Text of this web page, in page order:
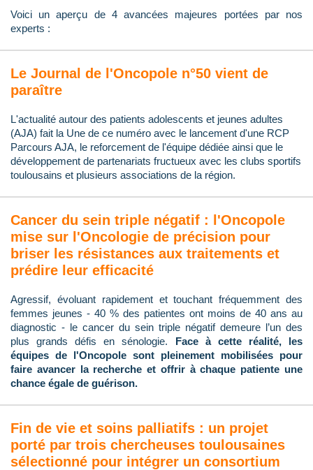
Voici un aperçu de 4 avancées majeures portées par nos
experts :
Le Journal de l'Oncopole n°50 vient de
paraître
L'actualité autour des patients adolescents et jeunes adultes
(AJA) fait la Une de ce numéro avec le lancement d'une RCP
Parcours AJA, le reforcement de l'équipe dédiée ainsi que le
développement de partenariats fructueux avec les clubs sportifs
toulousains et plusieurs associations de la région.
Cancer du sein triple négatif : l'Oncopole
mise sur l'Oncologie de précision pour
briser les résistances aux traitements et
prédire leur efficacité
Agressif, évoluant rapidement et touchant fréquemment des
femmes jeunes - 40 % des patientes ont moins de 40 ans au
diagnostic - le cancer du sein triple négatif demeure l’un des
plus grands défis en sénologie. Face à cette réalité, les
équipes de l'Oncopole sont pleinement mobilisées pour
faire avancer la recherche et offrir à chaque patiente une
chance égale de guérison.
Fin de vie et soins palliatifs : un projet
porté par trois chercheuses toulousaines
sélectionné pour intégrer un consortium